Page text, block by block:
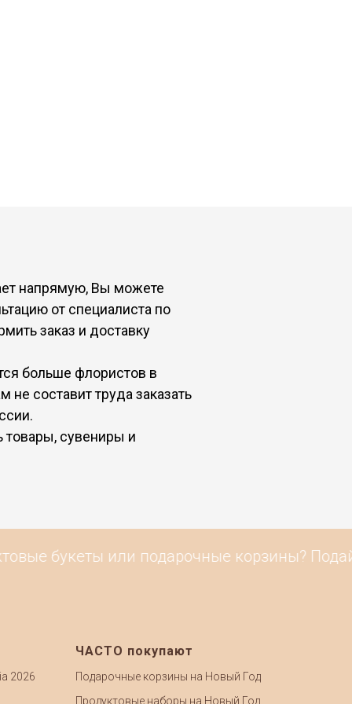
напрямую, Вы можете
от специалиста по
заказ и доставку
больше флористов в
не составит труда заказать
товары, сувениры и
букеты или подарочные корзины?
2026
ЧАСТО покупают
Подарочные корзины на Новый Год
Продуктовые наборы на Новый Год